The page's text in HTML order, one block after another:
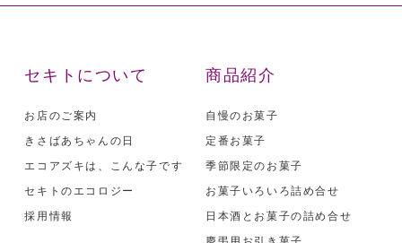
セキトについて
お店のご案内
きさばあちゃんの日
エコアズキは、こんな子です
セキトのエコロジー
採用情報
商品紹介
自慢のお菓子
定番お菓子
季節限定のお菓子
お菓子いろいろ詰め合せ
日本酒とお菓子の詰め合せ